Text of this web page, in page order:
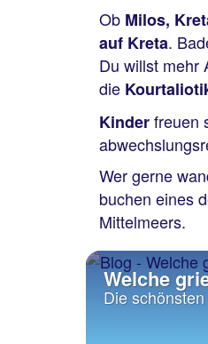
Ob Milos,
auf Kreta.
Du willst mehr
die
Kinderfreuen
Wer gerne
buchen eines
Mittelmeers.
Welche
Die